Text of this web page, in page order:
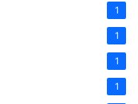
1
1
1
1